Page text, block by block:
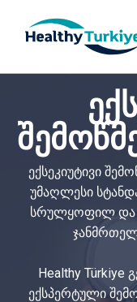
p
o
c
ექსეკიუტივი
უმაღლესი
სრულყოფილ და
Healthy Türkiye
ექსპერტული